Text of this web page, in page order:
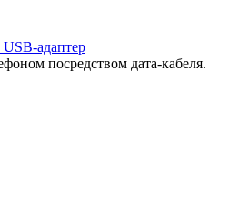
адаптер
посредством дата-кабеля.